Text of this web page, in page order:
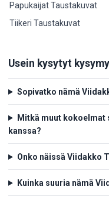
Papukaijat Taustakuvat
Tiikeri Taustakuvat
Usein kysytyt
Sopivatko nämä
Mitkä muut kokoelmat
kanssa?
Onko näissä Viidakko
Kuinka suuria nämä